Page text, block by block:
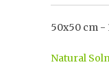
50x50 cm -
Natural